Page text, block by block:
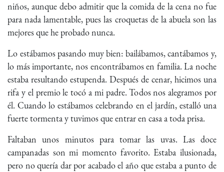
niños, aunque debo admitir que la comida de la cena no fue
para nada lamentable, pues las croquetas de la abuela son las
mejores que he probado nunca.
Lo estábamos pasando muy bien: bailábamos, cantábamos y,
lo más importante, nos encontrábamos en familia. La noche
estaba resultando estupenda. Después de cenar, hicimos una
rifa y el premio le tocó a mi padre. Todos nos alegramos por
él. Cuando lo estábamos celebrando en el jardín, estalló una
fuerte tormenta y tuvimos que entrar en casa a toda prisa.
Faltaban unos minutos para tomar las uvas. Las doce
campanadas son mi momento favorito. Estaba ilusionada,
pero no quería dar por acabado el año que estaba a punto de